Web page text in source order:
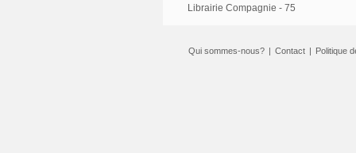
Librairie Compagnie - 75
Qui sommes-nous? | Contact | Politique